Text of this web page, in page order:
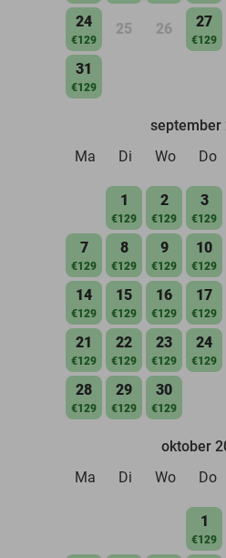
24
€129
25 26 27
€129
31
€129
september
Ma
Di Wo Do
1
€129
2
€129
3
€129
7
€129
8
€129
9
€129
10
€129
14
€129
15
€129
16
€129
17
€129
21
€129
22
€129
23
€129
24
€129
28
€129
29
€129
30
€129
oktober
Ma
Di Wo Do
1
€129